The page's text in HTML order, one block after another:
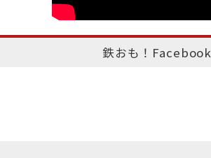
鉄おも！Facebook